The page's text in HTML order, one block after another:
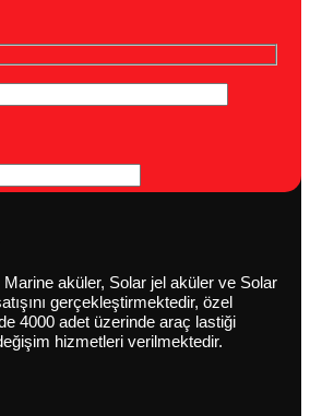
aküler, Solar jel aküler ve Solar
gerçekleştirmektedir, özel
4000 adet üzerinde araç lastiği
hizmetleri verilmektedir.